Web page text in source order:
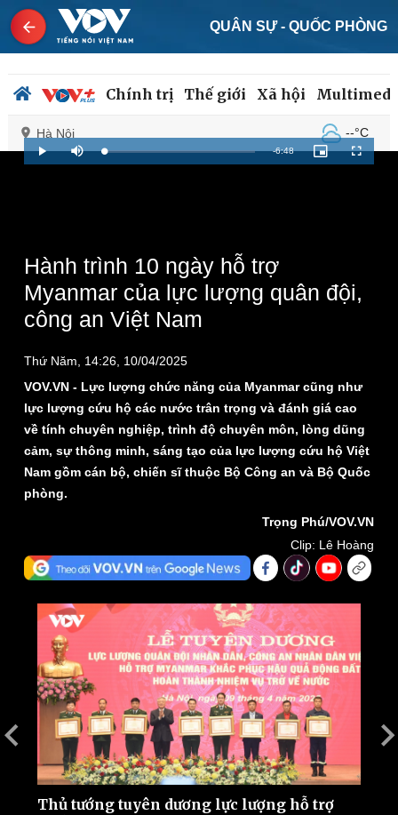
QUÂN SỰ - QUỐC PHÒNG
Chính trị Thế giới Xã hội
Hà Nội --°C
Tổ chức nhân sự
Quốc hội
Nhận diện sự thật
Dự báo thời tiết
Giáo dục
Dấu ấn VOV
Thế giới
Quan sát
Cuộc sống đó đây
Hồ sơ
Multimedia
Video
Ảnh
E-Magazine
Infographic
Play Mute Loaded:
1.35%
Remaining
-6:48
Picture-
in-
Fullscreen
Hành trình 10 ngày hỗ trợ
Myanmar của lực lượng quân đội,
công an Việt Nam
Thứ Năm, 14:26, 10/04/2025
VOV.VN - Lực lượng chức năng của Myanmar cũng như
lực lượng cứu hộ các nước trân trọng và đánh giá cao
về tính chuyên nghiệp, trình độ chuyên môn, lòng dũng
cảm, sự thông minh, sáng tạo của lực lượng cứu hộ Việt
Nam gồm cán bộ, chiến sĩ thuộc Bộ Công an và Bộ Quốc
phòng.
Trọng Phú/VOV.VN
Clip: Lê Hoàng
Thủ tướng tuyên dương lực lượng hỗ trợ